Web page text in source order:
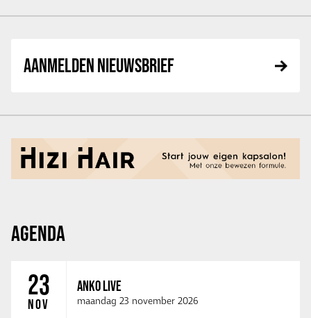
AANMELDEN NIEUWSBRIEF
AGENDA
23
NOV
ANKO LIVE
maandag 23 november 2026